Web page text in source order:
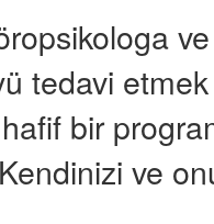
tedavi
bir
ve